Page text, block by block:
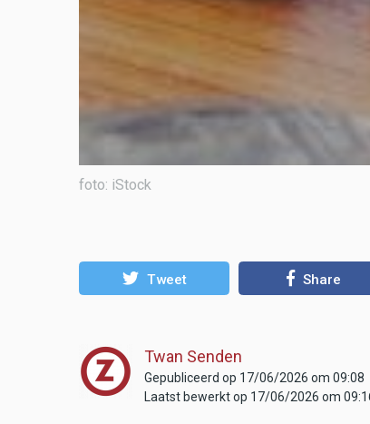
foto: iStock
Tweet Share
Twan Senden
Gepubliceerd op 17/06/2026 om 09:08
Laatst bewerkt op 17/06/2026 om